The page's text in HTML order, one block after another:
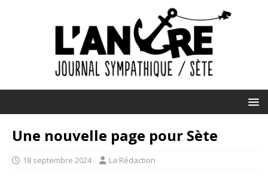
Une nouvelle page pour Sète
18 septembre 2024 La Rédaction